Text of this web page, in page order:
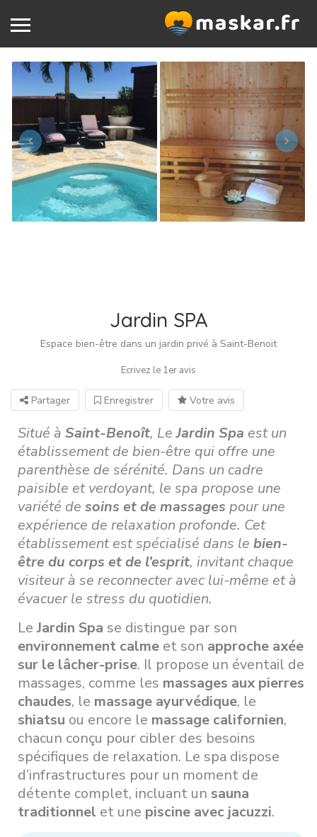
Jardin SPA
Espace bien-être dans un jardin privé à Saint-Benoit
Ecrivez le 1er avis
Partager Enregistrer Votre avis
Situé à Saint-Benoît, LeJardin Spa est un
établissement de bien-être qui offre une
parenthèse de sérénité. Dans un cadre
paisible et verdoyant, le spa propose une
variété de soins et de massages pour une
expérience de relaxation profonde. Cet
établissement est spécialisé dans le bien-
être du corps et de l’esprit, invitant chaque
visiteur à se reconnecter avec lui-même et à
évacuer le stress du quotidien.
Le Jardin Spa se distingue par son
environnement calme et son approche axée
sur le lâcher-prise. Il propose un éventail de
massages, comme les massages aux pierres
chaudes, le massage ayurvédique, le
shiatsu ou encore le massage californien,
chacun conçu pour cibler des besoins
spécifiques de relaxation. Le spa dispose
d’infrastructures pour un moment de
détente complet, incluant un sauna
traditionnel et une piscine avec jacuzzi.